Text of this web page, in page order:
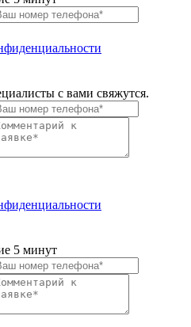
с вами свяжутся.
5 минут